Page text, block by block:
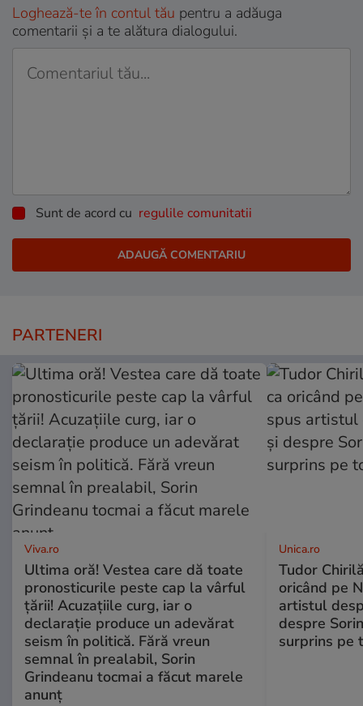
Loghează-te în contul tău pentru a adăuga
comentarii și a te alătura dialogului.
Sunt de acord cu regulile comunitatii
PARTENERI
Viva.ro
Ultima oră! Vestea care dă toate
pronosticurile peste cap la vârful
țării! Acuzațiile curg, iar o
declarație produce un adevărat
seism în politică. Fără vreun
semnal în prealabil, Sorin
Grindeanu tocmai a făcut marele
anunț
Unica.ro
Tudor
oricând pe
artistul
despre
surprins pe